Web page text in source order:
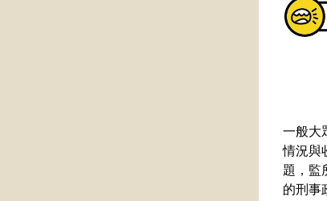
一般大
情況與
題，監
的刑事